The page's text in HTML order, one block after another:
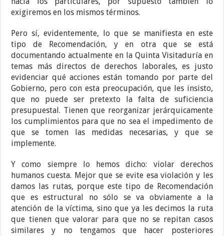
exigiremos en los mismos términos.
Pero sí, evidentemente, lo que se manifiesta en este
tipo de Recomendación, y en otra que se está
documentando actualmente en la Quinta Visitaduría en
temas más directos de derechos laborales, es justo
evidenciar qué acciones están tomando por parte del
Gobierno, pero con esta preocupación, que les insisto,
que no puede ser pretexto la falta de suficiencia
presupuestal. Tienen que reorganizar jerárquicamente
los cumplimientos para que no sea el impedimento de
que se tomen las medidas necesarias, y que se
implemente.
Y como siempre lo hemos dicho: violar derechos
humanos cuesta. Mejor que se evite esa violación y les
damos las rutas, porque este tipo de Recomendación
que es estructural no sólo se va obviamente a la
atención de la víctima, sino que ya les decimos la ruta
que tienen que valorar para que no se repitan casos
similares y no tengamos que hacer posteriores